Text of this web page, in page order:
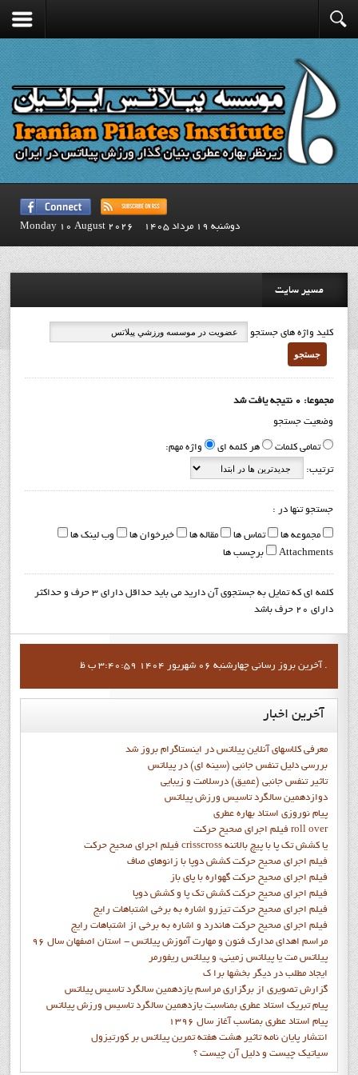
دوشنبه 19 مرداد 1405 Monday 10 August 2026
مسیر سایت
کلید واژه های جستجو
جستجو
مجموعا: 0 نتیجه یافت شد
وضعیت جستجو
تمامی کلمات هر کلمه ای واژه مهم:
ترتیب:
جستجو تنها در :
مجموعه ها تماس ها مقاله ها خبرخوان ها
وب لینک ها
Attachments
برچسب ها
کلمه ای که تمایل به جستجوی آن دارید می باید حداقل دارای 3 حرف و حداکثر
دارای 20 حرف باشد
آخرين بروز رساني چهارشنبه 06 شهریور 1404 3:40:59 ب ظ .
آخرین اخبار
معرفی کلاسهای آنلاین پیلاتس در اینستاگرام بروز شد
بررسی دلیل تنفس جانبی (سینه ای) در پیلاتس
تاثیر تنفس جانبی (عمیق) درسلامت و زیبایی
دوازدهمين سالگرد تاسيس ورزش پيلاتس
پيام نوروزي استاد بهاره عطري
فيلم اجراي صحيح حرکت roll over
فيلم اجراي صحيح حركت crisscross يا كشش تك پا با پيچ بالاتنه
فيلم اجراي صحيح حرکت كشش دوپا با زانوهاي صاف
فيلم اجراي صحيح حرکت گهواره با پاي باز
فيلم اجراي صحيح حرکت کشش تک پا و کشش دوپا
فيلم اجراي صحيح حرکت تيزرو اشاره به برخي اشتباهات رايج
فيلم اجراي صحيح حرکت هاندرد و اشاره به برخي از اشتباهات رايج
مراسم اهدای مدارک فنون و مهارت آموزش پیلاتس - استان اصفهان سال 96
پیلاتس مت یا پیلاتس زمینی، و پیلاتس ریفورمر
ايجاد مطلب در ديگر بخشها برا ک
گزارش تصويري از برگزاري مراسم يازدهمين سالگرد تاسيس پيلاتس
پيام تبريک استاد عطري بمناسبت يازدهمين سالگرد تاسيس ورزش پيلاتس
پيام استاد عطري بمناسب آغاز سال 1396
انتشار پايان نامه تاثیر هشت هفته تمرین پیلاتس بر کورتیزول
سیاتیک چیست و دلیل آن چیست ؟